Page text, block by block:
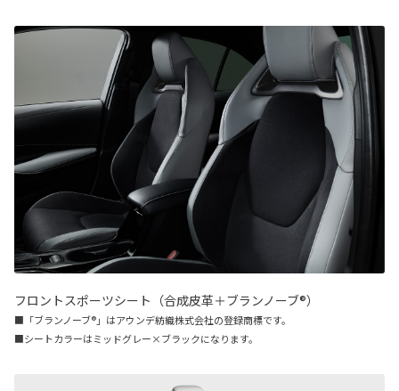
フロントスポーツシート（合成皮革＋ブランノーブ®）
■「ブランノーブ®」はアウンデ紡織株式会社の登録商標です。
■シートカラーはミッドグレー×ブラックになります。